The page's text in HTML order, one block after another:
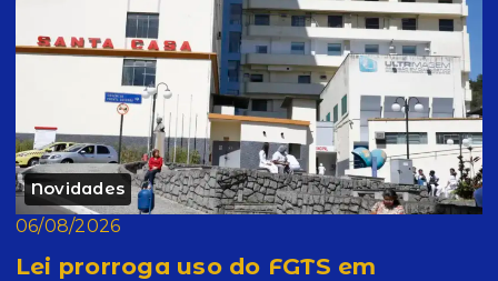
Novidades
06/08/2026
Lei prorroga uso do FGTS em